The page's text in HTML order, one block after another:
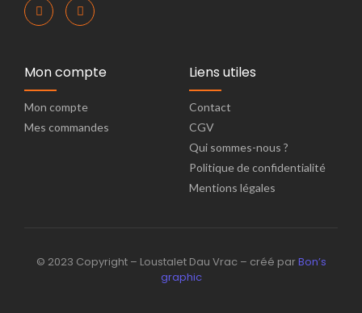
Mon compte
Mon compte
Mes commandes
Liens utiles
Contact
CGV
Qui sommes-nous ?
Politique de confidentialité
Mentions légales
© 2023 Copyright – Loustalet Dau Vrac – créé parBon’s
graphic